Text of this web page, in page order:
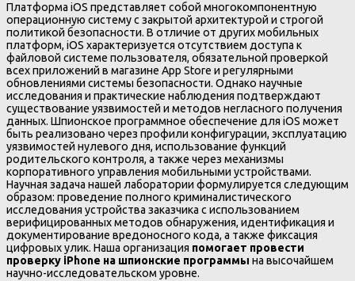
Платформа iOS представляет собой многокомпонентную
операционную систему с закрытой архитектурой и строгой
политикой безопасности. В отличие от других мобильных
платформ, iOS характеризуется отсутствием доступа к
файловой системе пользователя, обязательной проверкой
всех приложений в магазине App Store и регулярными
обновлениями системы безопасности. Однако научные
исследования и практические наблюдения подтверждают
существование уязвимостей и методов негласного получения
данных. Шпионское программное обеспечение для iOS может
быть реализовано через профили конфигурации, эксплуатацию
уязвимостей нулевого дня, использование функций
родительского контроля, а также через механизмы
корпоративного управления мобильными устройствами.
Научная задача нашей лаборатории формулируется следующим
образом: проведение полного криминалистического
исследования устройства заказчика с использованием
верифицированных методов обнаружения, идентификация и
документирование вредоносного кода, а также фиксация
цифровых улик. Наша организация помогает провести
проверку iPhone на шпионские программы на высочайшем
научно-исследовательском уровне.